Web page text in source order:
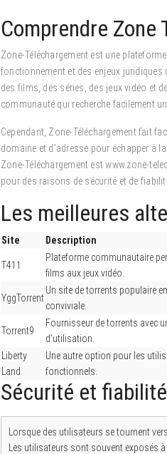
Comprendre
Zone-Téléchargement est une
fonctionnement et des enjeux juridiques
des films, des séries, des jeux vidéo et
communauté qui recherche facilement
Cependant, Zone-Téléchargement fait
domaine et d’adresse pour échapper à
Zone-Téléchargement est www.zone-
pour des raisons de sécurité et de
Les meilleures
Site Description
T411
Plateforme communautaire
films aux jeux vidéo.
YggTorrent
Un site de torrents populaire
conviviale.
Torrent9
Fournisseur de torrents avec
d’utilisation.
Liberty
Land
Une autre option pour les
fonctionnels.
Sécurité et
Lorsque des utilisateurs se tournent
Les utilisateurs sont souvent exposés